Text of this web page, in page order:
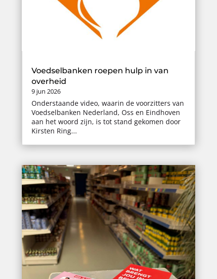
Voedselbanken roepen hulp in van
overheid
9 jun 2026
Onderstaande video, waarin de voorzitters van
Voedselbanken Nederland, Oss en Eindhoven
aan het woord zijn, is tot stand gekomen door
Kirsten Ring...